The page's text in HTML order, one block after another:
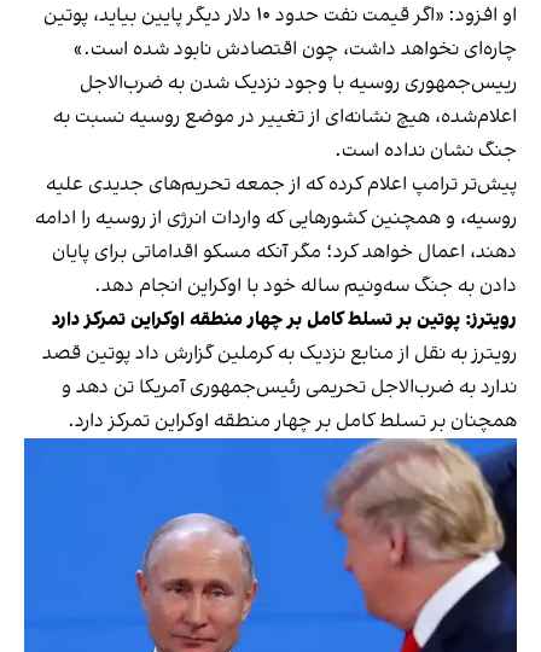
او افزود: «اگر قیمت نفت حدود ۱۰ دلار دیگر پایین بیاید، پوتین
چاره‌ای نخواهد داشت، چون اقتصادش نابود شده است.»
رییس‌جمهوری روسیه با وجود نزدیک شدن به ضرب‌الاجل
اعلام‌شده، هیچ نشانه‌ای از تغییر در موضع روسیه نسبت به
جنگ نشان نداده است.
پیش‌تر ترامپ اعلام کرده که از جمعه تحریم‌های جدیدی علیه
روسیه، و همچنین کشورهایی که واردات انرژی از روسیه را ادامه
دهند، اعمال خواهد کرد؛ مگر آنکه مسکو اقداماتی برای پایان
دادن به جنگ سه‌ونیم ساله خود با اوکراین انجام دهد.
رویترز: پوتین بر تسلط کامل بر چهار منطقه اوکراین تمرکز دارد
رویترز به نقل از منابع نزدیک به کرملین گزارش داد پوتین قصد
ندارد به ضرب‌الاجل تحریمی رئیس‌جمهوری آمریکا تن دهد و
همچنان بر تسلط کامل بر چهار منطقه اوکراین تمرکز دارد.